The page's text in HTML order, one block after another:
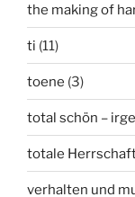
the making of
ti (11)
toene (3)
total schön –
totale
verhalten und